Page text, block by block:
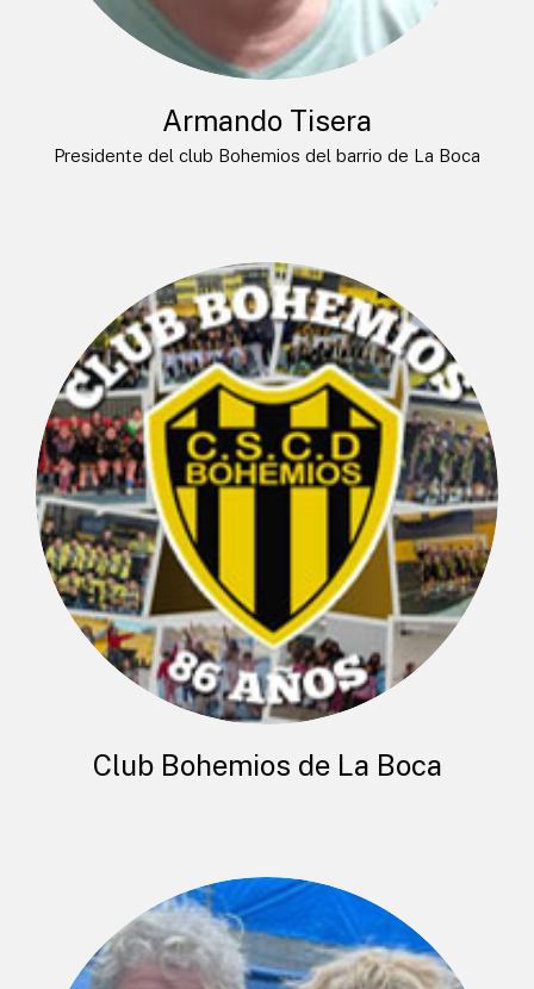
Armando Tisera
Presidente del club Bohemios del barrio de La Boca
Club Bohemios de La Boca